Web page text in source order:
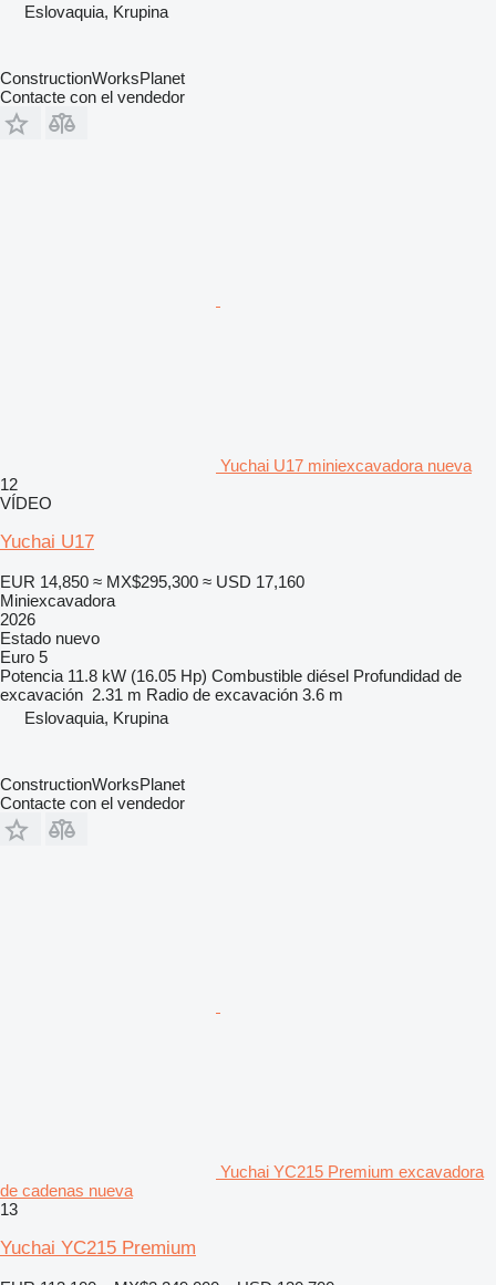
Eslovaquia, Krupina
ConstructionWorksPlanet
Contacte con el vendedor
Yuchai U17 miniexcavadora nueva
12
VÍDEO
Yuchai U17
EUR 14,850 ≈ MX$295,300 ≈ USD 17,160
Miniexcavadora
2026
Estado nuevo
Euro 5
Potencia 11.8 kW (16.05 Hp) Combustible diésel Profundidad de
excavación 2.31 m Radio de excavación 3.6 m
Eslovaquia, Krupina
ConstructionWorksPlanet
Contacte con el vendedor
Yuchai YC215 Premium excavadora
de cadenas nueva
13
Yuchai YC215 Premium